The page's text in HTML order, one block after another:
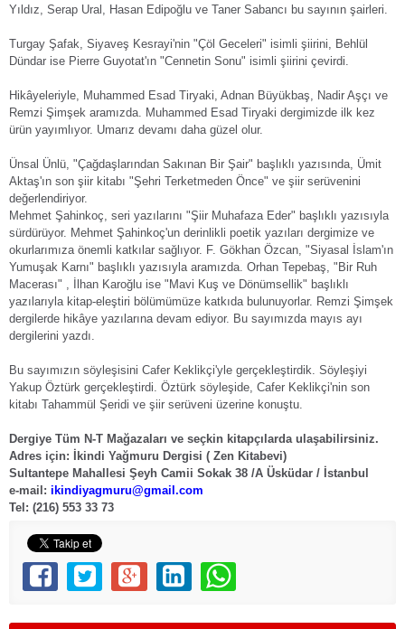
Yıldız, Serap Ural, Hasan Edipoğlu ve Taner Sabancı bu sayının şairleri.
Turgay Şafak, Siyaveş Kesrayi'nin "Çöl Geceleri" isimli şiirini, Behlül
Dündar ise Pierre Guyotat'ın "Cennetin Sonu" isimli şiirini çevirdi.
Hikâyeleriyle, Muhammed Esad Tiryaki, Adnan Büyükbaş, Nadir Aşçı ve
Remzi Şimşek aramızda. Muhammed Esad Tiryaki dergimizde ilk kez
ürün yayımlıyor. Umarız devamı daha güzel olur.
Ünsal Ünlü, "Çağdaşlarından Sakınan Bir Şair" başlıklı yazısında, Ümit
Aktaş'ın son şiir kitabı "Şehri Terketmeden Önce" ve şiir serüvenini
değerlendiriyor.
Mehmet Şahinkoç, seri yazılarını "Şiir Muhafaza Eder" başlıklı yazısıyla
sürdürüyor. Mehmet Şahinkoç'un derinlikli poetik yazıları dergimize ve
okurlarımıza önemli katkılar sağlıyor. F. Gökhan Özcan, "Siyasal İslam'ın
Yumuşak Karnı" başlıklı yazısıyla aramızda. Orhan Tepebaş, "Bir Ruh
Macerası" , İlhan Karoğlu ise "Mavi Kuş ve Dönümsellik" başlıklı
yazılarıyla kitap-eleştiri bölümümüze katkıda bulunuyorlar. Remzi Şimşek
dergilerde hikâye yazılarına devam ediyor. Bu sayımızda mayıs ayı
dergilerini yazdı.
Bu sayımızın söyleşisini Cafer Keklikçi'yle gerçekleştirdik. Söyleşiyi
Yakup Öztürk gerçekleştirdi. Öztürk söyleşide, Cafer Keklikçi'nin son
kitabı Tahammül Şeridi ve şiir serüveni üzerine konuştu.
Dergiye Tüm N-T Mağazaları ve seçkin kitapçılarda ulaşabilirsiniz.
Adres için: İkindi Yağmuru Dergisi ( Zen Kitabevi)
Sultantepe Mahallesi Şeyh Camii Sokak 38 /A Üsküdar / İstanbul
e-mail: ikindiyagmuru@gmail.com
Tel: (216) 553 33 73